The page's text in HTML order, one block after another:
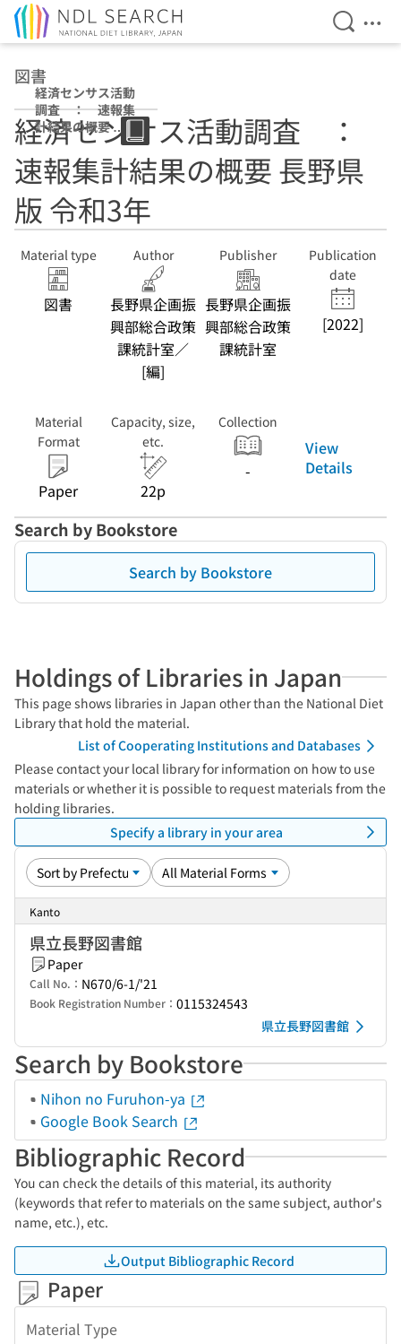
Open
図書
経済センサス活動
調査 ： 速報集
計結果の概要 長
野県版 令和3年
経済センサス活動調査 ：
速報集計結果の概要 長野県
版 令和3年
Material type
図書
Author
長野県企画振
興部総合政策
課統計室／
[編]
Publisher
長野県企画振
興部総合政策
課統計室
Publication
date
[2022]
Material
Format
Paper
Capacity, size,
etc.
22p
Collection
-
View
Details
Search by Bookstore
Search by Bookstore
Holdings of Libraries in Japan
This page shows libraries in Japan other than the National Diet
Library that hold the material.
List of Cooperating Institutions and Databases
Please contact your local library for information on how to use
materials or whether it is possible to request materials from the
holding libraries.
Specify a library in your area
Kanto
県立長野図書館
Paper
Call No.： N670/6-1/'21
Book Registration Number： 0115324543
県立長野図書館
Search by Bookstore
Nihon no Furuhon-ya
Google Book Search
Bibliographic Record
You can check the details of this material, its authority
(keywords that refer to materials on the same subject, author's
name, etc.), etc.
Output Bibliographic Record
Paper
Material Type